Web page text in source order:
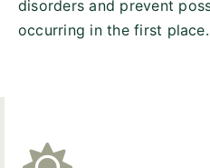
disorders and prevent
occurring in the first place.